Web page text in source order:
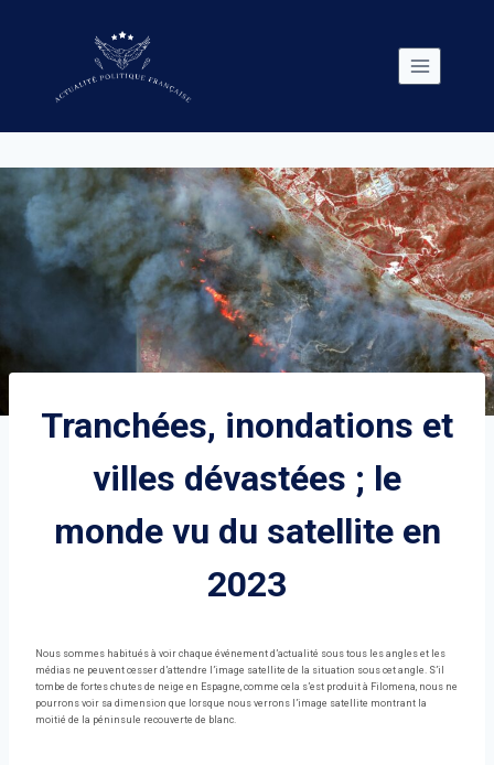
Tranchées, inondations et
villes dévastées ; le
monde vu du satellite en
2023
Nous sommes habitués à voir chaque événement d’actualité sous tous les angles et les
médias ne peuvent cesser d’attendre l’image satellite de la situation sous cet angle. S’il
tombe de fortes chutes de neige en Espagne, comme cela s’est produit à Filomena, nous ne
pourrons voir sa dimension que lorsque nous verrons l’image satellite montrant la
moitié de la péninsule recouverte de blanc.